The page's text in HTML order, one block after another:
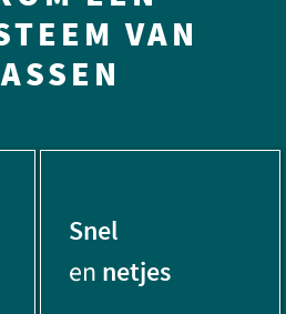
VAN
Snel
en netjes